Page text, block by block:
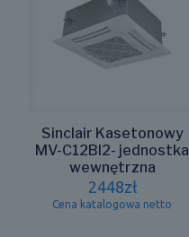
Sinclair Kasetonowy
MV-C12BI2- jednostka
wewnętrzna
2448zł
Cena katalogowa netto